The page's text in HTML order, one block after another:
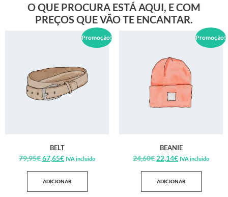
O QUE PROCURA ESTÁ AQUI, E COM
PREÇOS QUE VÃO TE ENCANTAR.
Promoção!
BELT
79,95€67,65€ IVA incluido
ADICIONAR
Promoção!
BEANIE
24,60€ 22,14€ IVA incluido
ADICIONAR